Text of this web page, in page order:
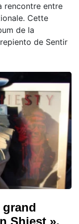
rencontre entre
Cette
de la
de Sentir